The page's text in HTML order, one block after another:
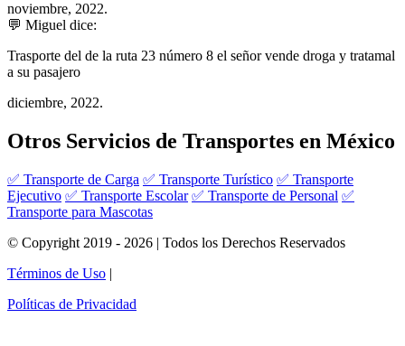
noviembre, 2022.
💬 Miguel dice:
Trasporte del de la ruta 23 número 8 el señor vende droga y tratamal
a su pasajero
diciembre, 2022.
Otros Servicios de Transportes en México
✅ Transporte de Carga ✅ Transporte Turístico ✅ Transporte
Ejecutivo ✅ Transporte Escolar ✅ Transporte de Personal ✅
Transporte para Mascotas
© Copyright 2019 - 2026 | Todos los Derechos Reservados
Términos de Uso |
Políticas de Privacidad